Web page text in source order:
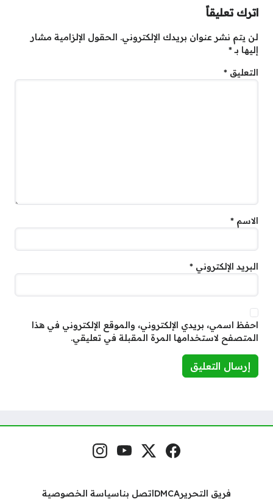
اترك تعليقاً
لن يتم نشر عنوان بريدك الإلكتروني. الحقول الإلزامية مشار
إليها بـ*
التعليق *
الاسم *
البريد الإلكتروني *
احفظ اسمي، بريدي الإلكتروني، والموقع الإلكتروني في هذا
المتصفح لاستخدامها المرة المقبلة في تعليقي.
مواقع التواصل فيسبوكمنصة إكس
يوتيوبإنستغرام
فريق التحريرDMCAاتصل بناسياسة الخصوصية